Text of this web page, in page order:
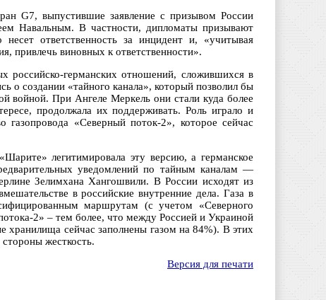
G7, выпустившие заявление с призывом России
Навальным. В частности, дипломаты призывают
ответственность за инцидент и, «учитывая
привлечь виновных к ответственности».
российско-германских отношений, сложившихся в
о создании «тайного канала», который позволил бы
войной. При Ангеле Меркель они стали куда более
продолжала их поддерживать. Роль играло и
газопровода «Северный поток-2», которое сейчас
легитимировала эту версию, а германское
уведомлений по тайным каналам —
Зелимхана Хангошвили. В России исходят из
в российские внутренние дела. Газа в
маршрутам (с учетом «Северного
2» – тем более, что между Россией и Украиной
хранилища сейчас заполнены газом на 84%). В этих
жесткость.
Версия для печати